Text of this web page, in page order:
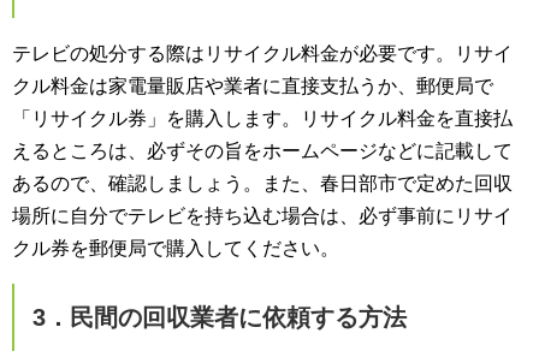
テレビの処分する際はリサイクル料金が必要です。リサイ
クル料金は家電量販店や業者に直接支払うか、郵便局で
「リサイクル券」を購入します。リサイクル料金を直接払
えるところは、必ずその旨をホームページなどに記載して
あるので、確認しましょう。また、春日部市で定めた回収
場所に自分でテレビを持ち込む場合は、必ず事前にリサイ
クル券を郵便局で購入してください。
3．民間の回収業者に依頼する方法